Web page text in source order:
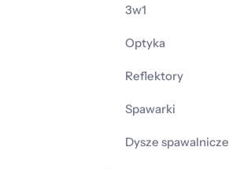
3w1
Optyka
Reflektory
Spawarki
Dysze spawalnicze